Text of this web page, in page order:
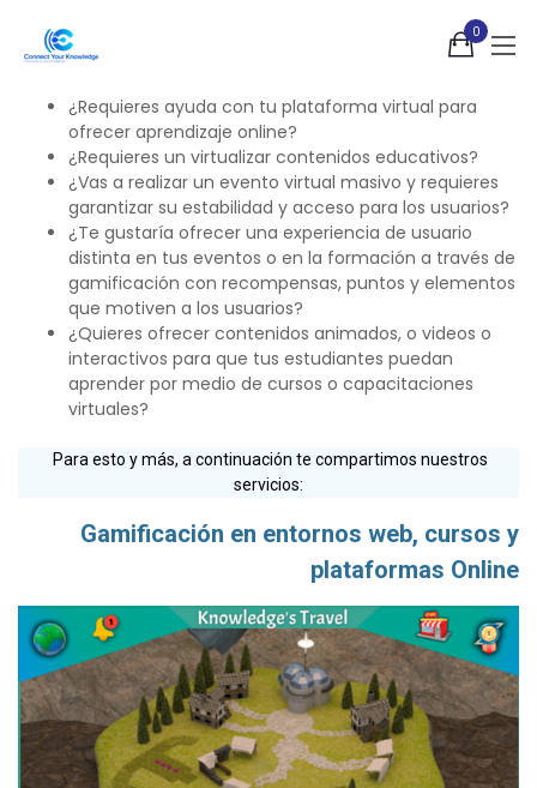
0
¿Requieres ayuda con tu plataforma virtual para
ofrecer aprendizaje online?
¿Requieres un virtualizar contenidos educativos?
¿Vas a realizar un evento virtual masivo y requieres
garantizar su estabilidad y acceso para los usuarios?
¿Te gustaría ofrecer una experiencia de usuario
distinta en tus eventos o en la formación a través de
gamificación con recompensas, puntos y elementos
que motiven a los usuarios?
¿Quieres ofrecer contenidos animados, o videos o
interactivos para que tus estudiantes puedan
aprender por medio de cursos o capacitaciones
virtuales?
Para esto y más, a continuación te compartimos nuestros
servicios:
Gamificación en entornos web, cursos y
plataformas Online